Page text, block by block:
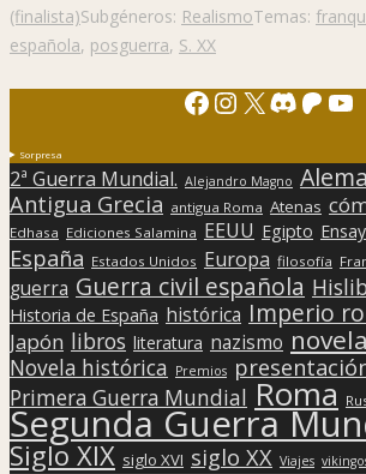
(finalista)Subgéneros: RealismoTemas:
española, posguerra, S. XX
Facebook
Instagram
X Discord
Sorpresa
2ª Guerra Mundial. Alejandro Magno
Antigua Grecia antigua Roma Atenas
Edhasa Ediciones Salamina EEUU Egipto
España Estados Unidos Europa filosofía
guerra Guerra civil española
Historia de España histórica Imperio
Japón libros literatura nazismo novela
Novela histórica Premios
Primera Guerra Mundial Roma
Segunda Guerra
Siglo XIX siglo XVI siglo XX Viajes